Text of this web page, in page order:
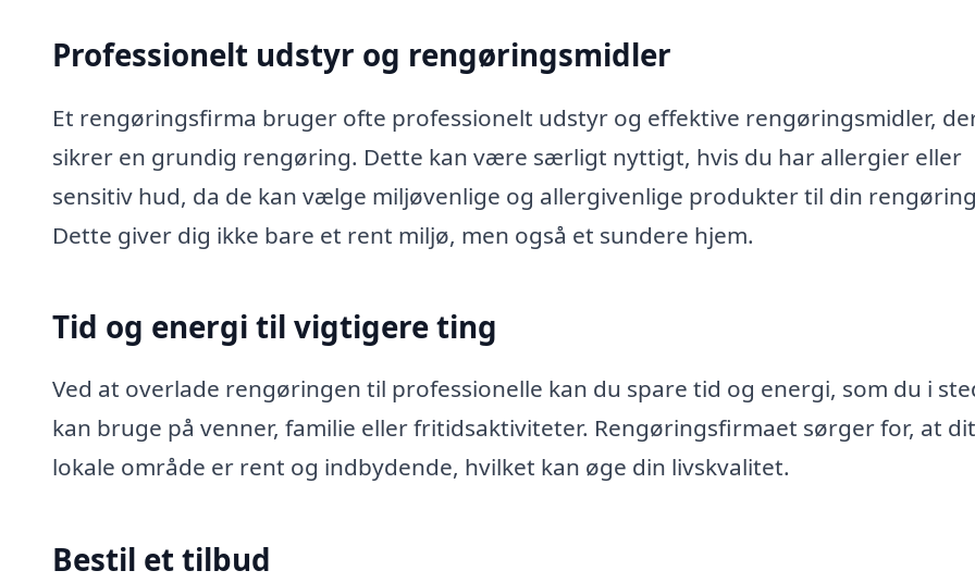
Professionelt udstyr og rengøringsmidler
Et rengøringsfirma bruger ofte professionelt udstyr og effektive rengøringsmidler,
sikrer en grundig rengøring. Dette kan være særligt nyttigt, hvis du har allergier eller
sensitiv hud, da de kan vælge miljøvenlige og allergivenlige produkter til din
Dette giver dig ikke bare et rent miljø, men også et sundere hjem.
Tid og energi til vigtigere ting
Ved at overlade rengøringen til professionelle kan du spare tid og energi, som du i
kan bruge på venner, familie eller fritidsaktiviteter. Rengøringsfirmaet sørger for, at dit
lokale område er rent og indbydende, hvilket kan øge din livskvalitet.
Bestil et tilbud